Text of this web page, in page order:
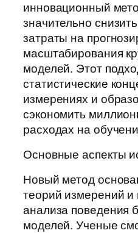
инновационный
значительно
затраты на
масштабирования
моделей. Этот
статистические
измерениях и
сэкономить
расходах на
Основные аспекты
Новый метод
теорий измерений и
анализа поведения
моделей. Ученые